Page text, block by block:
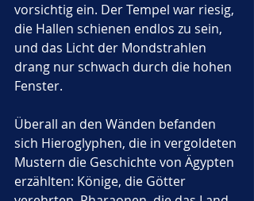
vorsichtig ein. Der Tempel war riesig,
die Hallen schienen endlos zu sein,
und das Licht der Mondstrahlen
drang nur schwach durch die hohen
Fenster.
Überall an den Wänden befanden
sich Hieroglyphen, die in vergoldeten
Mustern die Geschichte von Ägypten
erzählten: Könige, die Götter